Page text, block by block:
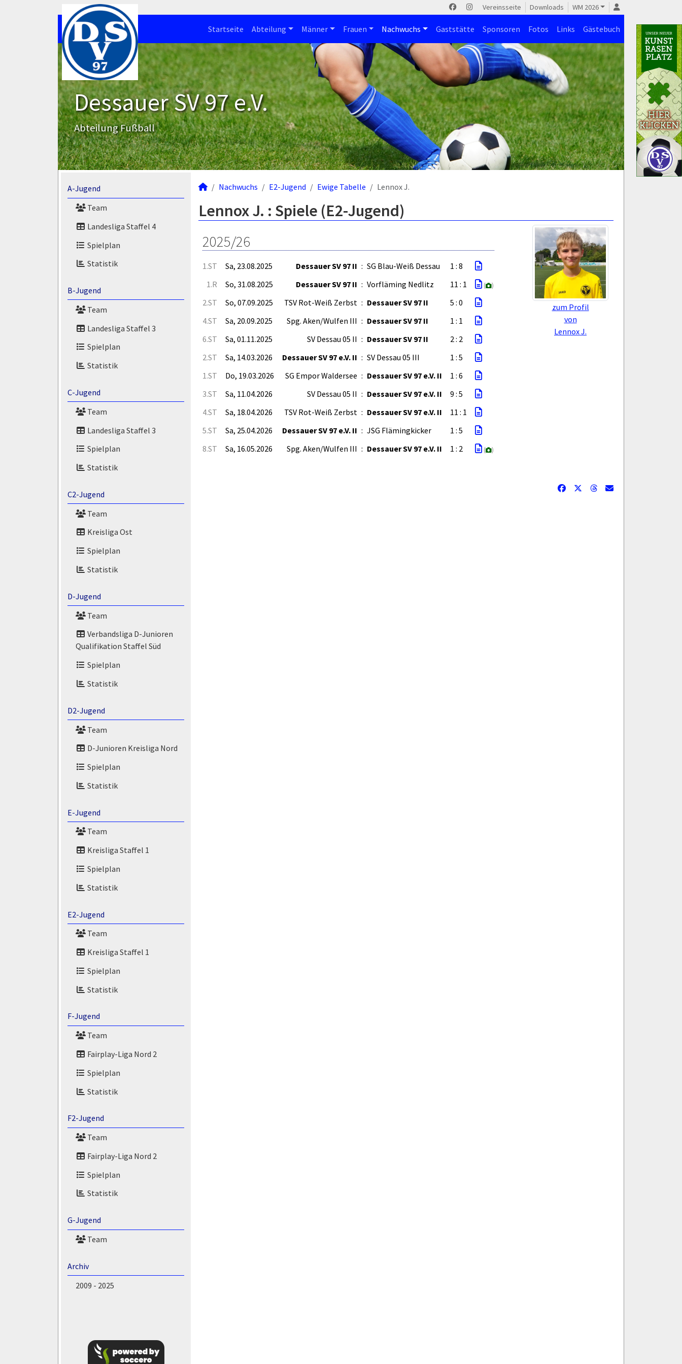
Vereinsseite Downloads WM 2026
Startseite Abteilung Männer Frauen Nachwuchs Gaststätte Sponsoren Fotos Links Gästebuch
Dessauer SV 97 e.V.
Abteilung Fußball
A-Jugend
Team
Landesliga Staffel 4
Spielplan
Statistik
B-Jugend
Team
Landesliga Staffel 3
Spielplan
Statistik
C-Jugend
Team
Landesliga Staffel 3
Spielplan
Statistik
C2-Jugend
Team
Kreisliga Ost
Spielplan
Statistik
D-Jugend
Team
Verbandsliga D-Junioren
Qualifikation Staffel Süd
Spielplan
Statistik
D2-Jugend
Team
D-Junioren Kreisliga Nord
Spielplan
Statistik
E-Jugend
Team
Kreisliga Staffel 1
Spielplan
Statistik
E2-Jugend
Team
Kreisliga Staffel 1
Spielplan
Statistik
F-Jugend
Team
Fairplay-Liga Nord 2
Spielplan
Statistik
F2-Jugend
Team
Fairplay-Liga Nord 2
Spielplan
Statistik
G-Jugend
Team
Archiv
2009 - 2025
Nachwuchs E2-Jugend Ewige Tabelle Lennox J.
Lennox J. : Spiele (E2-Jugend)
zum Profil
von
Lennox J.
2025/26
1.ST Sa, 23.08.2025 Dessauer SV 97 II : SG Blau-Weiß Dessau
1 : 8
1.R
So, 31.08.2025 Dessauer SV 97 II : Vorfläming Nedlitz 11 : 1 ( )
2.ST So, 07.09.2025 TSV Rot-Weiß Zerbst : Dessauer SV 97 II
5 : 0
4.ST
Sa, 20.09.2025 Spg. Aken/Wulfen III : Dessauer SV 97 II
1 : 1
6.ST
Sa, 01.11.2025 SV Dessau 05 II : Dessauer SV 97 II
2 : 2
2.ST
Sa, 14.03.2026 Dessauer SV 97 e.V. II : SV Dessau 05 III
1 : 5
1.ST
Do, 19.03.2026 SG Empor Waldersee : Dessauer SV 97 e.V. II
1 : 6
3.ST
Sa, 11.04.2026 SV Dessau 05 II : Dessauer SV 97 e.V. II
9 : 5
4.ST
Sa, 18.04.2026 TSV Rot-Weiß Zerbst : Dessauer SV 97 e.V. II
11 : 1
5.ST
Sa, 25.04.2026 Dessauer SV 97 e.V. II : JSG Flämingkicker
1 : 5
8.ST
Sa, 16.05.2026 Spg. Aken/Wulfen III : Dessauer SV 97 e.V. II 1 : 2 ( )